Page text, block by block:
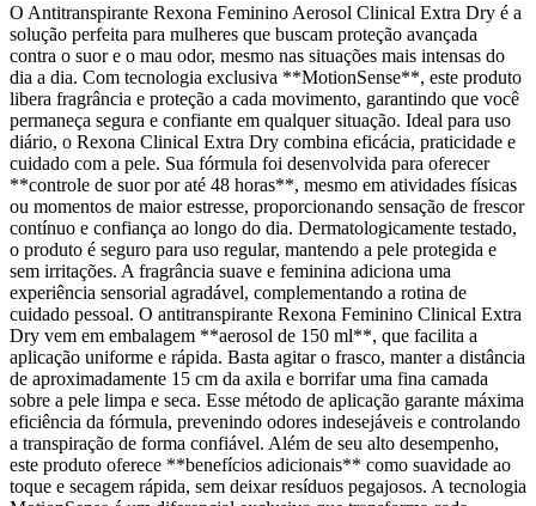
O Antitranspirante Rexona Feminino Aerosol Clinical Extra Dry é a
solução perfeita para mulheres que buscam proteção avançada
contra o suor e o mau odor, mesmo nas situações mais intensas do
dia a dia. Com tecnologia exclusiva **MotionSense**, este produto
libera fragrância e proteção a cada movimento, garantindo que você
permaneça segura e confiante em qualquer situação. Ideal para uso
diário, o Rexona Clinical Extra Dry combina eficácia, praticidade e
cuidado com a pele. Sua fórmula foi desenvolvida para oferecer
**controle de suor por até 48 horas**, mesmo em atividades físicas
ou momentos de maior estresse, proporcionando sensação de frescor
contínuo e confiança ao longo do dia. Dermatologicamente testado,
o produto é seguro para uso regular, mantendo a pele protegida e
sem irritações. A fragrância suave e feminina adiciona uma
experiência sensorial agradável, complementando a rotina de
cuidado pessoal. O antitranspirante Rexona Feminino Clinical Extra
Dry vem em embalagem **aerosol de 150 ml**, que facilita a
aplicação uniforme e rápida. Basta agitar o frasco, manter a distância
de aproximadamente 15 cm da axila e borrifar uma fina camada
sobre a pele limpa e seca. Esse método de aplicação garante máxima
eficiência da fórmula, prevenindo odores indesejáveis e controlando
a transpiração de forma confiável. Além de seu alto desempenho,
este produto oferece **benefícios adicionais** como suavidade ao
toque e secagem rápida, sem deixar resíduos pegajosos. A tecnologia